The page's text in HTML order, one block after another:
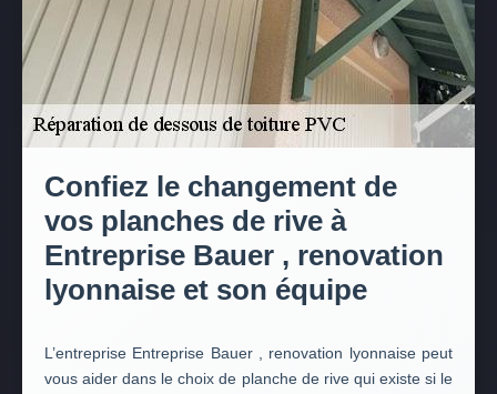
Confiez le changement de
vos planches de rive à
Entreprise Bauer , renovation
lyonnaise et son équipe
L’entreprise Entreprise Bauer , renovation lyonnaise peut
vous aider dans le choix de planche de rive qui existe si le